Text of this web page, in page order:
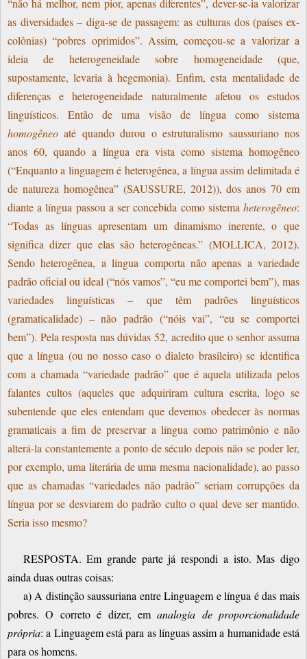
“não há melhor, nem pior, apenas diferentes”, dever-se-ia valorizar
as diversidades – diga-se de passagem: as culturas dos (países ex-
colônias) “pobres oprimidos”. Assim, começou-se a valorizar a
ideia de heterogeneidade sobre homogeneidade (que,
supostamente, levaria à hegemonia). Enfim, esta mentalidade de
diferenças e heterogeneidade naturalmente afetou os estudos
linguísticos. Então de uma visão de língua como sistema
homogêneo até quando durou o estruturalismo saussuriano nos
anos 60, quando a língua era vista como sistema homogêneo
(“Enquanto a linguagem é heterogênea, a língua assim delimitada é
de natureza homogênea” (SAUSSURE, 2012)), dos anos 70 em
diante a língua passou a ser concebida como sistema heterogêneo:
“Todas as línguas apresentam um dinamismo inerente, o que
significa dizer que elas são heterogêneas.” (MOLLICA, 2012).
Sendo heterogênea, a língua comporta não apenas a variedade
padrão oficial ou ideal (“nós vamos”, “eu me comportei bem”), mas
variedades linguísticas – que têm padrões linguísticos
(gramaticalidade) – não padrão (“nóis vai”, “eu se comportei
bem”). Pela resposta nas dúvidas 52, acredito que o senhor assuma
que a língua (ou no nosso caso o dialeto brasileiro) se identifica
com a chamada “variedade padrão” que é aquela utilizada pelos
falantes cultos (aqueles que adquiriram cultura escrita, logo se
subentende que eles entendam que devemos obedecer às normas
gramaticais a fim de preservar a língua como patrimônio e não
alterá-la constantemente a ponto de século depois não se poder ler,
por exemplo, uma literária de uma mesma nacionalidade), ao passo
que as chamadas “variedades não padrão” seriam corrupções da
língua por se desviarem do padrão culto o qual deve ser mantido.
Seria isso mesmo?
RESPOSTA. Em grande parte já respondi a isto. Mas digo
ainda duas outras coisas:
a) A distinção saussuriana entre Linguagem e língua é das mais
pobres. O correto é dizer, emanalogia de proporcionalidade
própria: a Linguagem está para as línguas assim a humanidade está
para os homens.